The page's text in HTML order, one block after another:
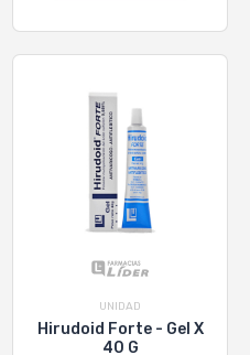
UNIDAD
Hirudoid Forte - Gel X
40 G